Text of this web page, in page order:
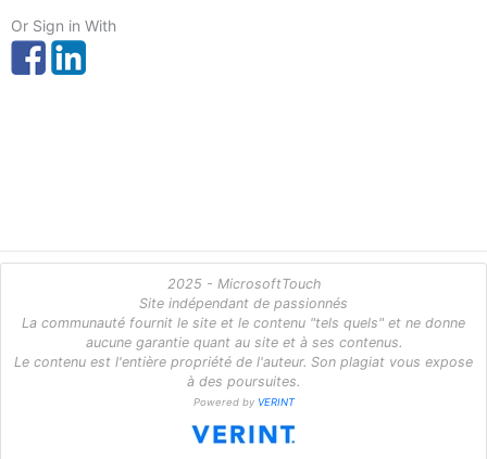
Or Sign in With
2025 - MicrosoftTouch
Site indépendant de passionnés
La communauté fournit le site et le contenu "tels quels" et ne donne
aucune garantie quant au site et à ses contenus.
Le contenu est l'entière propriété de l'auteur. Son plagiat vous expose
à des poursuites.
Powered by VERINT